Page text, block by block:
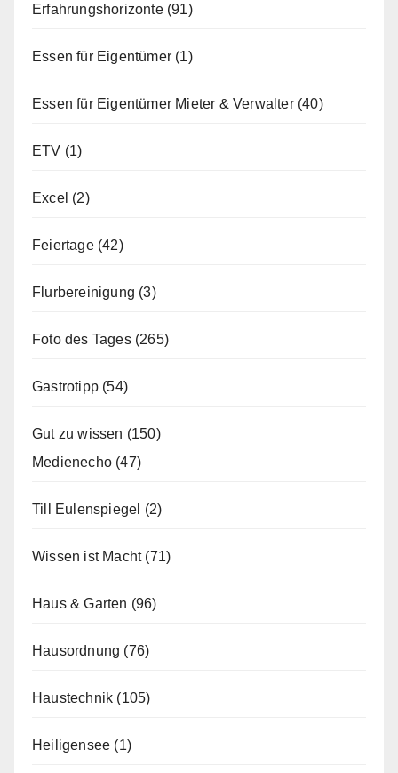
Erfahrungshorizonte(91)
Essen für Eigentümer (1)
Essen für Eigentümer Mieter & Verwalter(40)
ETV (1)
Excel (2)
Feiertage(42)
Flurbereinigung (3)
Foto des Tages(265)
Gastrotipp (54)
Gut zu wissen (150)
Medienecho (47)
Till Eulenspiegel (2)
Wissen ist Macht(71)
Haus & Garten (96)
Hausordnung (76)
Haustechnik (105)
Heiligensee (1)